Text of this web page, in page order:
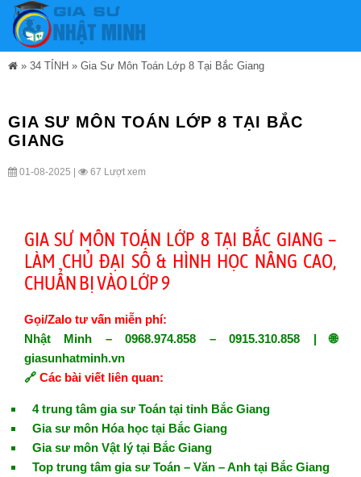
» 34 TỈNH » Gia Sư Môn Toán Lớp 8 Tại Bắc Giang
GIA SƯ MÔN TOÁN LỚP 8 TẠI BẮC
GIANG
01-08-2025 | 67 Lượt xem
GIA SƯ MÔN TOÁN LỚP 8 TẠI BẮC GIANG –
LÀM CHỦ ĐẠI SỐ & HÌNH HỌC NÂNG CAO,
CHUẨN BỊ VÀO LỚP 9
Gọi/Zalo tư vấn miễn phí:
Nhật Minh – 0968.974.858 – 0915.310.858 | 🌐
giasunhatminh.vn
🔗 Các bài viết liên quan:
4 trung tâm gia sư Toán tại tỉnh Bắc Giang
Gia sư môn Hóa học tại Bắc Giang
Gia sư môn Vật lý tại Bắc Giang
Top trung tâm gia sư Toán – Văn – Anh tại Bắc Giang